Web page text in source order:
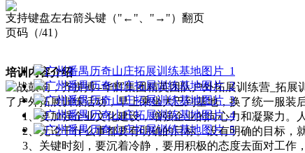
支持键盘左右箭头键（"←"、"→"）翻页
页码（/41）
培训内容介绍
了户外拓展训练活动，早上乘坐大巴到基地，换了统一服装
1、要加强企业文化建设，增强企业的向心力和凝聚力。
2、无论干什么事都要有明确的目标。没有明确的目标，
3、关键时刻，要沉着冷静，要用积极的态度去面对工作